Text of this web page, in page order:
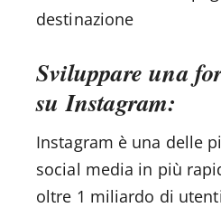
destinazione
Sviluppare una
su Instagram:
Instagram è una delle
social media in più
oltre 1 miliardo di